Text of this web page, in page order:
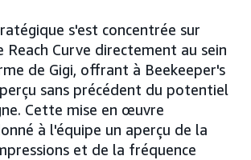
s'est concentrée sur
Curve directement au sein
de Gigi, offrant à Beekeeper's
sans précédent du potentiel
Cette mise en œuvre
à l'équipe un aperçu de la
et de la fréquence